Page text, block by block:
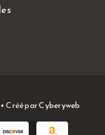
Créé parCyberyweb